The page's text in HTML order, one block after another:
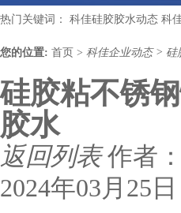
热门关键词： 科佳硅胶胶水动态 科
您的位置: 首页 > 科佳企业动态 > 硅
硅胶粘不锈
胶水
返回列表作者
2024年03月25